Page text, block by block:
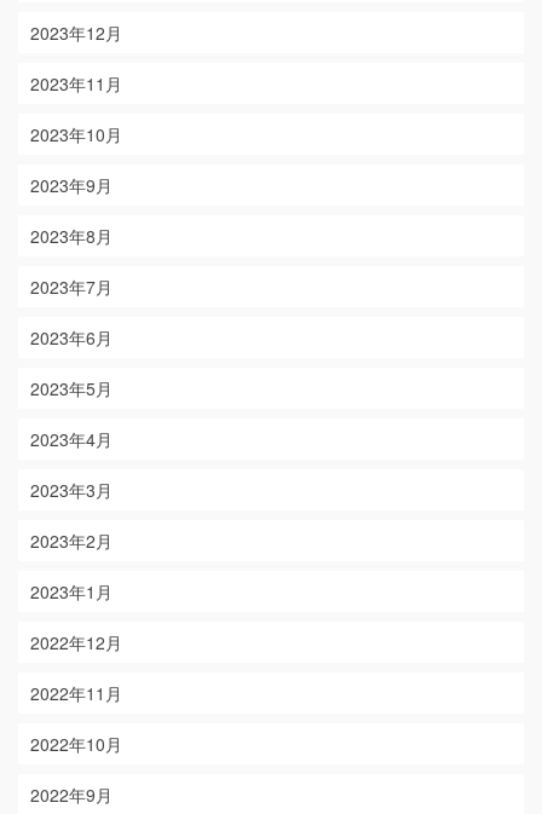
2023年12月
2023年11月
2023年10月
2023年9月
2023年8月
2023年7月
2023年6月
2023年5月
2023年4月
2023年3月
2023年2月
2023年1月
2022年12月
2022年11月
2022年10月
2022年9月